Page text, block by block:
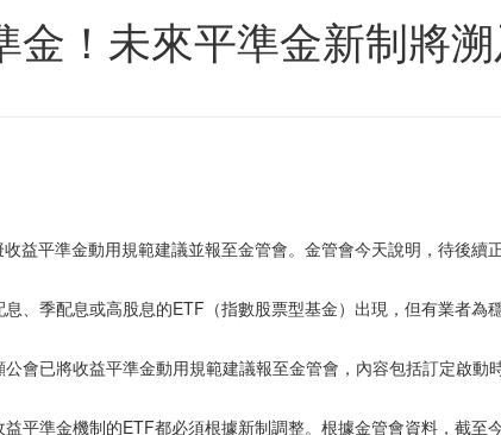
金！未來平準金新制將
益平準金動用規範建議並報至金管會。金管會今天說明，待後
、季配息或高股息的ETF（指數股票型基金）出現，但有業者
會已將收益平準金動用規範建議報至金管會，內容包括訂定啟
平準金機制的ETF都必須根據新制調整。根據金管會資料，截